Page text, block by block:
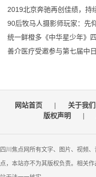
2019北京奔驰再创佳绩，持
90后牧马人摄影师玩家：先
统一鲜橙多《中华星少年》
善介医疗受邀参与第七届中
网站首页 | 关于我们
版权声明
|
四川焦点网所有文字、图片、视频
点，本站亦不为其版权负责。相关